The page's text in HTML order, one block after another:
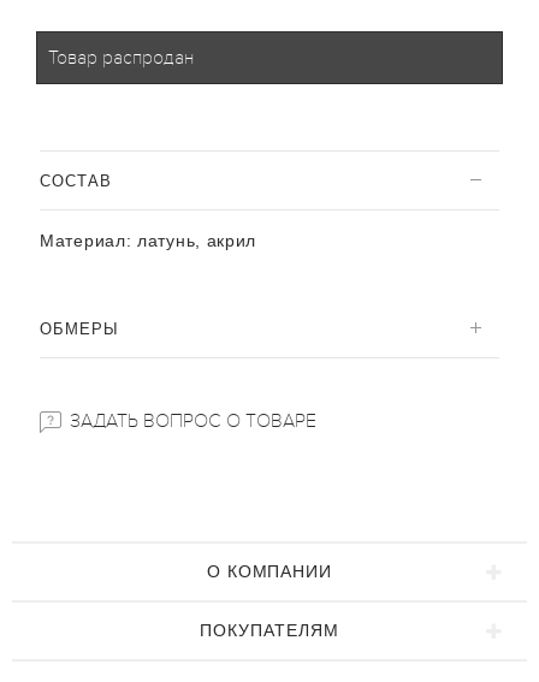
Товар распродан
CОСТАВ
Материал: латунь, акрил
ОБМЕРЫ
ЗАДАТЬ ВОПРОС О ТОВАРЕ
О КОМПАНИИ
ПОКУПАТЕЛЯМ